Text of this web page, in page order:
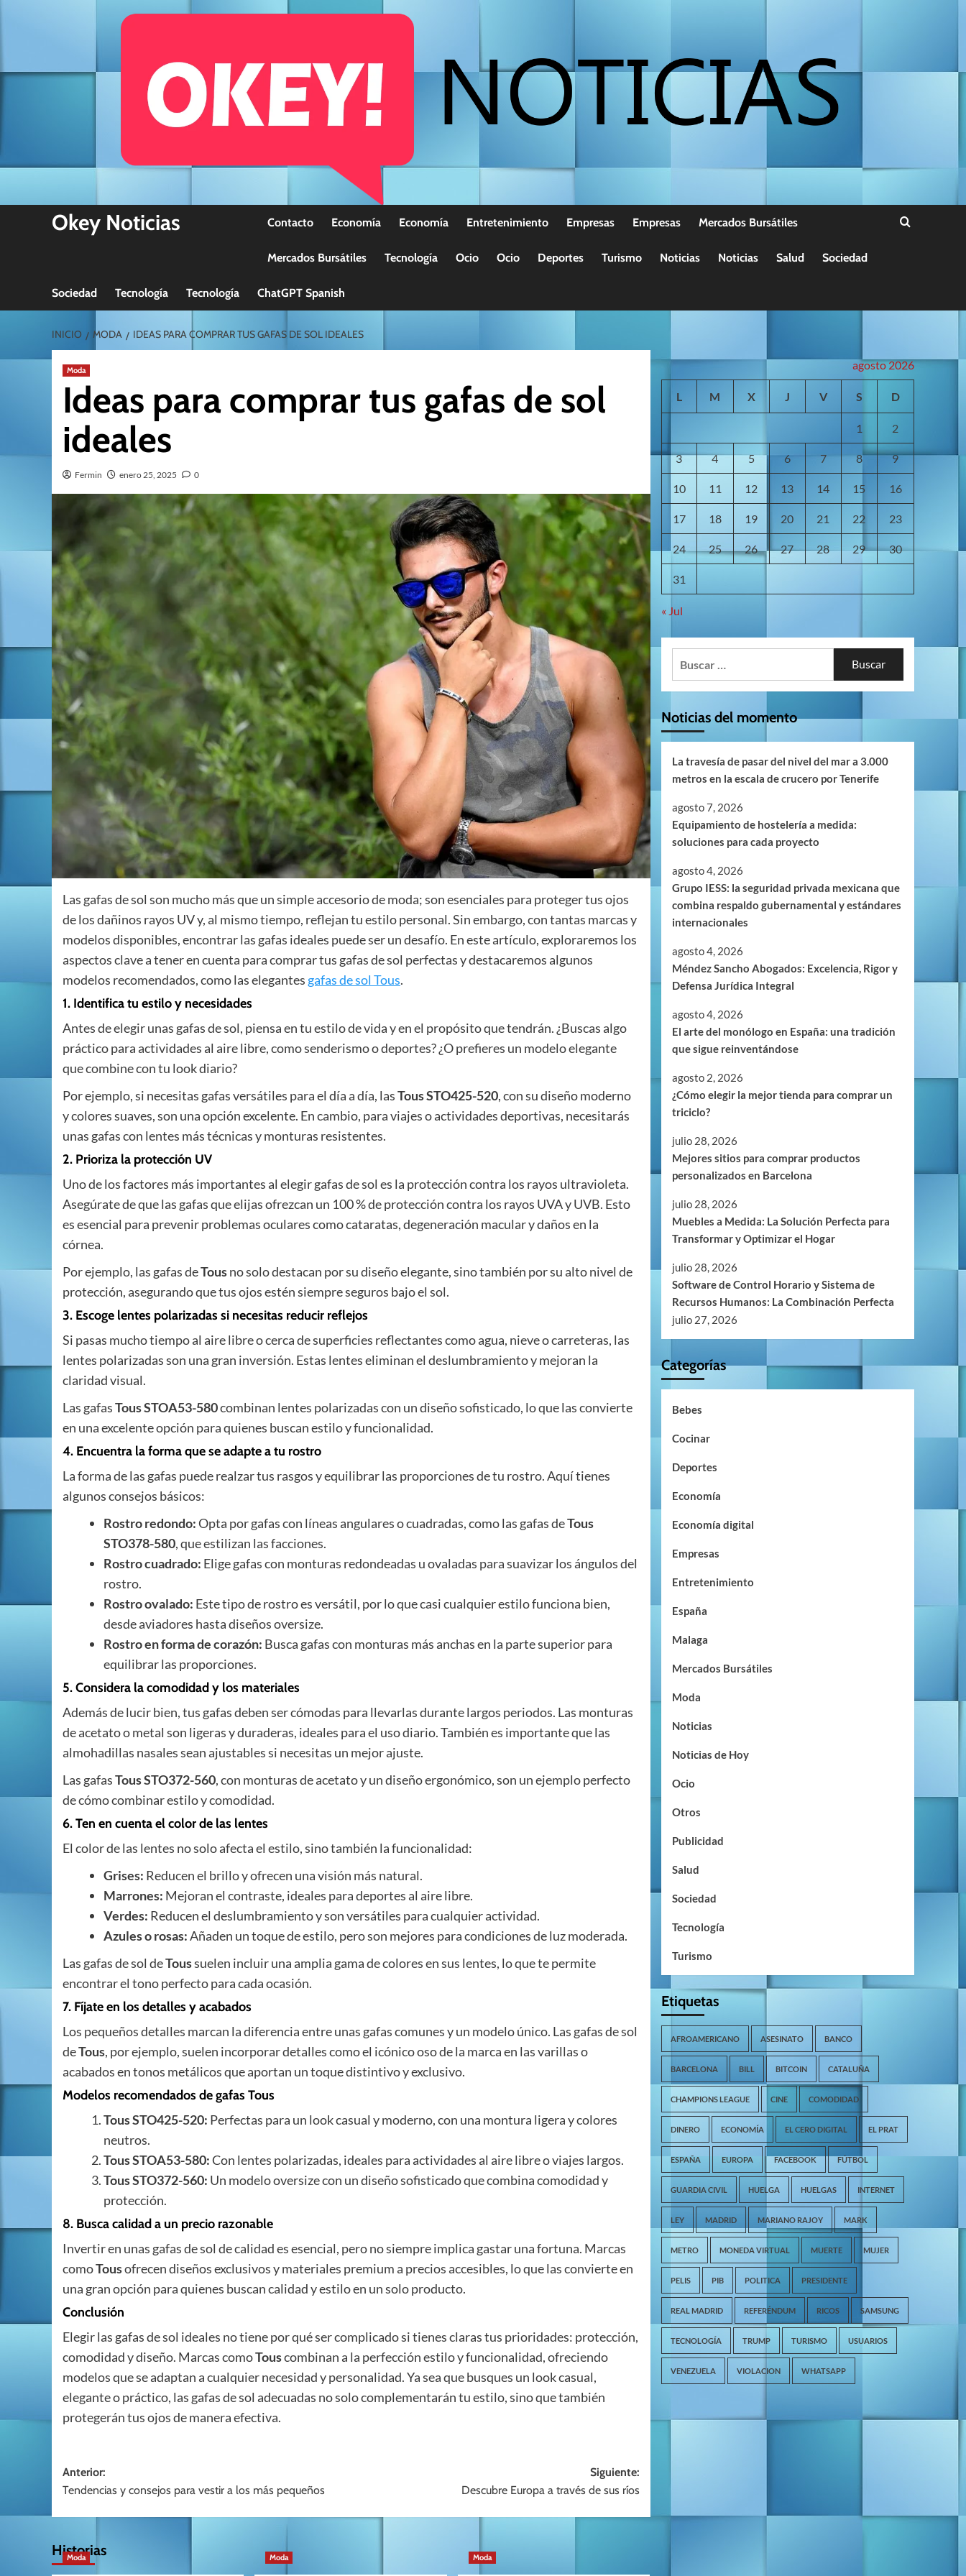
Okey Noticias Contacto Economía Economía Entretenimiento Empresas Empresas Mercados Bursátiles
Mercados Bursátiles Tecnología Ocio Ocio Deportes Turismo Noticias Noticias Salud Sociedad
Sociedad Tecnología Tecnología ChatGPT Spanish
INICIO MODA IDEAS PARA COMPRAR TUS GAFAS DE SOL IDEALES
Moda
Ideas para comprar tus gafas de sol
ideales
Fermin enero 25, 2025 0
Las gafas de sol son mucho más que un simple accesorio de moda; son esenciales para proteger tus ojos
de los dañinos rayos UV y, al mismo tiempo, reflejan tu estilo personal. Sin embargo, con tantas marcas y
modelos disponibles, encontrar las gafas ideales puede ser un desafío. En este artículo, exploraremos los
aspectos clave a tener en cuenta para comprar tus gafas de sol perfectas y destacaremos algunos
modelos recomendados, como las elegantes gafas de sol Tous.
1. Identifica tu estilo y necesidades
Antes de elegir unas gafas de sol, piensa en tu estilo de vida y en el propósito que tendrán. ¿Buscas algo
práctico para actividades al aire libre, como senderismo o deportes? ¿O prefieres un modelo elegante
que combine con tu look diario?
Por ejemplo, si necesitas gafas versátiles para el día a día, lasTous STO425-520, con su diseño moderno
y colores suaves, son una opción excelente. En cambio, para viajes o actividades deportivas, necesitarás
unas gafas con lentes más técnicas y monturas resistentes.
2. Prioriza la protección UV
Uno de los factores más importantes al elegir gafas de sol es la protección contra los rayos ultravioleta.
Asegúrate de que las gafas que elijas ofrezcan un 100 % de protección contra los rayos UVA y UVB. Esto
es esencial para prevenir problemas oculares como cataratas, degeneración macular y daños en la
córnea.
Por ejemplo, las gafas deTousno solo destacan por su diseño elegante, sino también por su alto nivel de
protección, asegurando que tus ojos estén siempre seguros bajo el sol.
3. Escoge lentes polarizadas si necesitas reducir reflejos
Si pasas mucho tiempo al aire libre o cerca de superficies reflectantes como agua, nieve o carreteras, las
lentes polarizadas son una gran inversión. Estas lentes eliminan el deslumbramiento y mejoran la
claridad visual.
Las gafasTous STOA53-580combinan lentes polarizadas con un diseño sofisticado, lo que las convierte
en una excelente opción para quienes buscan estilo y funcionalidad.
4. Encuentra la forma que se adapte a tu rostro
La forma de las gafas puede realzar tus rasgos y equilibrar las proporciones de tu rostro. Aquí tienes
algunos consejos básicos:
Rostro redondo:Opta por gafas con líneas angulares o cuadradas, como las gafas deTous
STO378-580, que estilizan las facciones.
Rostro cuadrado: Elige gafas con monturas redondeadas u ovaladas para suavizar los ángulos del
rostro.
Rostro ovalado: Este tipo de rostro es versátil, por lo que casi cualquier estilo funciona bien,
desde aviadores hasta diseños oversize.
Rostro en forma de corazón: Busca gafas con monturas más anchas en la parte superior para
equilibrar las proporciones.
5. Considera la comodidad y los materiales
Además de lucir bien, tus gafas deben ser cómodas para llevarlas durante largos periodos. Las monturas
de acetato o metal son ligeras y duraderas, ideales para el uso diario. También es importante que las
almohadillas nasales sean ajustables si necesitas un mejor ajuste.
Las gafasTous STO372-560, con monturas de acetato y un diseño ergonómico, son un ejemplo perfecto
de cómo combinar estilo y comodidad.
6. Ten en cuenta el color de las lentes
El color de las lentes no solo afecta el estilo, sino también la funcionalidad:
Grises: Reducen el brillo y ofrecen una visión más natural.
Marrones: Mejoran el contraste, ideales para deportes al aire libre.
Verdes: Reducen el deslumbramiento y son versátiles para cualquier actividad.
Azules o rosas:Añaden un toque de estilo, pero son mejores para condiciones de luz moderada.
Las gafas de sol deToussuelen incluir una amplia gama de colores en sus lentes, lo que te permite
encontrar el tono perfecto para cada ocasión.
7. Fíjate en los detalles y acabados
Los pequeños detalles marcan la diferencia entre unas gafas comunes y un modelo único. Las gafas de sol
deTous, por ejemplo, suelen incorporar detalles como el icónico oso de la marca en las varillas o
acabados en tonos metálicos que aportan un toque distintivo y exclusivo.
Modelos recomendados de gafas Tous
Tous STO425-520: Perfectas para un look casual y moderno, con una montura ligera y colores
neutros.
Tous STOA53-580:Con lentes polarizadas, ideales para actividades al aire libre o viajes largos.
Tous STO372-560: Un modelo oversize con un diseño sofisticado que combina comodidad y
protección.
8. Busca calidad a un precio razonable
Invertir en unas gafas de sol de calidad es esencial, pero no siempre implica gastar una fortuna. Marcas
comoTousofrecen diseños exclusivos y materiales premium a precios accesibles, lo que las convierte en
una gran opción para quienes buscan calidad y estilo en un solo producto.
Conclusión
Elegir las gafas de sol ideales no tiene por qué ser complicado si tienes claras tus prioridades: protección,
comodidad y diseño. Marcas comoTouscombinan a la perfección estilo y funcionalidad, ofreciendo
modelos que se adaptan a cualquier necesidad y personalidad. Ya sea que busques un look casual,
elegante o práctico, las gafas de sol adecuadas no solo complementarán tu estilo, sino que también
protegerán tus ojos de manera efectiva.
Navegación
de
entradas
Anterior:
Tendencias y consejos para vestir a los más pequeños
Siguiente:
Descubre Europa a través de sus ríos
Historias
Moda Moda Moda
agosto 2026
L M X J V S D
1 2
3 4 5 6 7 8 9
10 11 12 13 14 15 16
17 18 19 20 21 22 23
24 25 26 27 28 29 30
31
« Jul
Noticias del momento
La travesía de pasar del nivel del mar a 3.000
metros en la escala de crucero por Tenerife
agosto 7, 2026
Equipamiento de hostelería a medida:
soluciones para cada proyecto
agosto 4, 2026
Grupo IESS: la seguridad privada mexicana que
combina respaldo gubernamental y estándares
internacionales
agosto 4, 2026
Méndez Sancho Abogados: Excelencia, Rigor y
Defensa Jurídica Integral
agosto 4, 2026
El arte del monólogo en España: una tradición
que sigue reinventándose
agosto 2, 2026
¿Cómo elegir la mejor tienda para comprar un
triciclo?
julio 28, 2026
Mejores sitios para comprar productos
personalizados en Barcelona
julio 28, 2026
Muebles a Medida: La Solución Perfecta para
Transformar y Optimizar el Hogar
julio 28, 2026
Software de Control Horario y Sistema de
Recursos Humanos: La Combinación Perfecta
julio 27, 2026
Categorías
Bebes
Cocinar
Deportes
Economía
Economía digital
Empresas
Entretenimiento
España
Malaga
Mercados Bursátiles
Moda
Noticias
Noticias de Hoy
Ocio
Otros
Publicidad
Salud
Sociedad
Tecnología
Turismo
Etiquetas
AFROAMERICANO ASESINATO BANCO
BARCELONA BILL BITCOIN CATALUÑA
CHAMPIONS LEAGUE CINE COMODIDAD
DINERO ECONOMÍA EL CERO DIGITAL EL PRAT
ESPAÑA EUROPA FACEBOOK FÚTBOL
GUARDIA CIVIL HUELGA HUELGAS INTERNET
LEY MADRID MARIANO RAJOY MARK
METRO MONEDA VIRTUAL MUERTE MUJER
PELIS PIB POLITICA PRESIDENTE
REAL MADRID REFERÉNDUM RICOS SAMSUNG
TECNOLOGÍA TRUMP TURISMO USUARIOS
VENEZUELA VIOLACION WHATSAPP